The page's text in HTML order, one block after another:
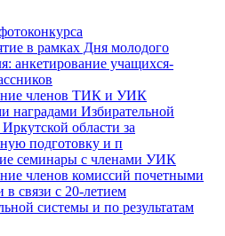
в рамках Дня молодого
анкетирование учащихся-
членов ТИК и УИК
наградами Избирательной
области за
подготовку и п
семинары с членами УИК
членов комиссий почетными
в связи с 20-летием
системы и по результатам